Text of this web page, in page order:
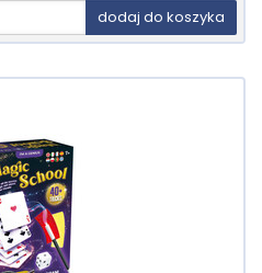
dodaj do koszyka